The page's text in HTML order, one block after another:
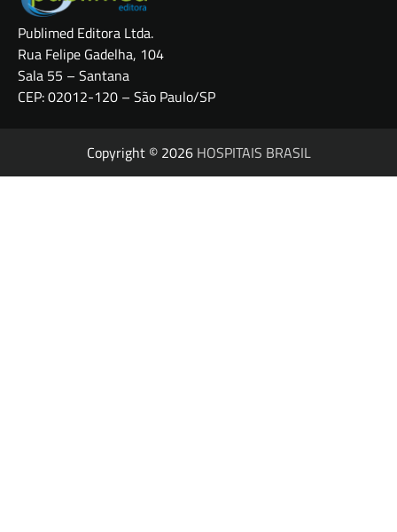
Publimed Editora Ltda.
Rua Felipe Gadelha, 104
Sala 55 – Santana
CEP: 02012-120 – São Paulo/SP
Copyright © 2026 HOSPITAIS BRASIL